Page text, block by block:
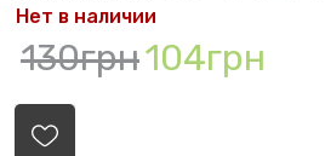
Нет в наличии
130грн104грн